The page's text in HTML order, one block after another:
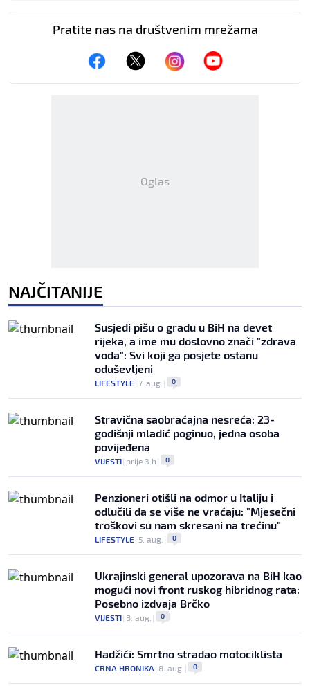
Pratite nas na društvenim mrežama
Oglas
NAJČITANIJE
Susjedi pišu o gradu u BiH na devet
rijeka, a ime mu doslovno znači "zdrava
voda": Svi koji ga posjete ostanu
oduševljeni
LIFESTYLE| 7. aug. | 0
Stravična saobraćajna nesreća: 23-
godišnji mladić poginuo, jedna osoba
povijeđena
VIJESTI| prije 3 h | 0
Penzioneri otišli na odmor u Italiju i
odlučili da se više ne vraćaju: "Mjesečni
troškovi su nam skresani na trećinu"
LIFESTYLE| 5. aug. | 0
Ukrajinski general upozorava na BiH kao
mogući novi front ruskog hibridnog rata:
Posebno izdvaja Brčko
VIJESTI| 8. aug. | 0
Hadžići: Smrtno stradao motociklista
CRNA HRONIKA| 8. aug. | 0